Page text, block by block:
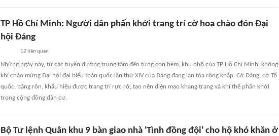
TP Hồ Chí Minh: Người dân phấn khởi trang trí cờ hoa chào đón Đại
hội Đảng
12 liên quan
Những ngày này, từ các tuyến đường trung tâm đến từng con hẻm, khu phố của TP Hồ Chí Minh, không
khí chào mừng Đại hội đại biểu toàn quốc lần thứ XIV của Đảng đang lan tỏa rộng khắp. Cờ Đảng, cờ Tổ
quốc, băng rôn, khẩu hiệu được trang trí rực rỡ, tạo nên diện mạo khang trang và khí thế phấn khởi
trong cộng đồng dân cư.
Bộ Tư lệnh Quân khu 9 bàn giao nhà 'Tình đồng đội' cho hộ khó khăn ở